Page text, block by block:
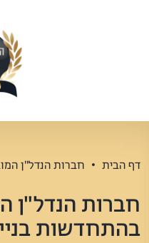
דף הבית חברות הנדל"ן
חברות הנדל"ן
בהתחדשות